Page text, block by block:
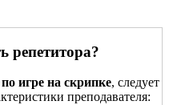
репетитора?
игре на скрипке, следует
преподавателя: